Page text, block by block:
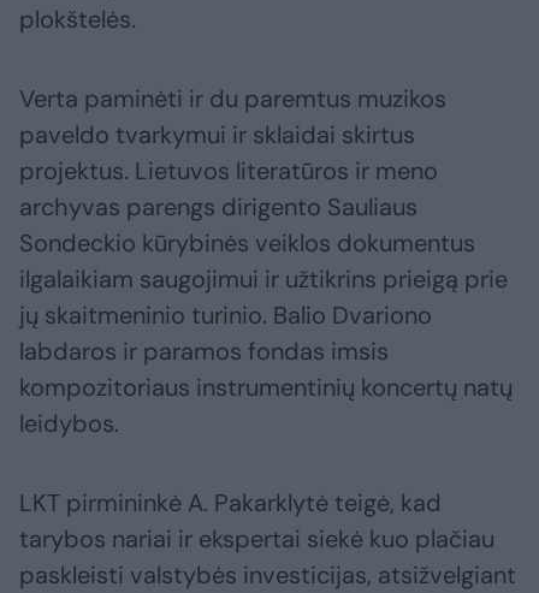
plokštelės.
Verta paminėti ir du paremtus muzikos
paveldo tvarkymui ir sklaidai skirtus
projektus. Lietuvos literatūros ir meno
archyvas parengs dirigento Sauliaus
Sondeckio kūrybinės veiklos dokumentus
ilgalaikiam saugojimui ir užtikrins prieigą prie
jų skaitmeninio turinio. Balio Dvariono
labdaros ir paramos fondas imsis
kompozitoriaus instrumentinių koncertų natų
leidybos.
LKT pirmininkė A. Pakarklytė teigė, kad
tarybos nariai ir ekspertai siekė kuo plačiau
paskleisti valstybės investicijas, atsižvelgiant